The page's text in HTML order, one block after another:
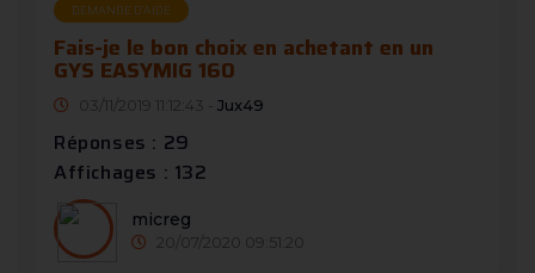
DEMANDE D’AIDE
Fais-je le bon choix en achetant en un
GYS EASYMIG 160
03/11/2019 11:12:43 - Jux49
Réponses : 29
Affichages : 132
micreg
20/07/2020 09:51:20